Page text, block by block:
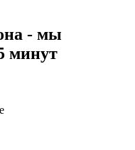
- мы
минут